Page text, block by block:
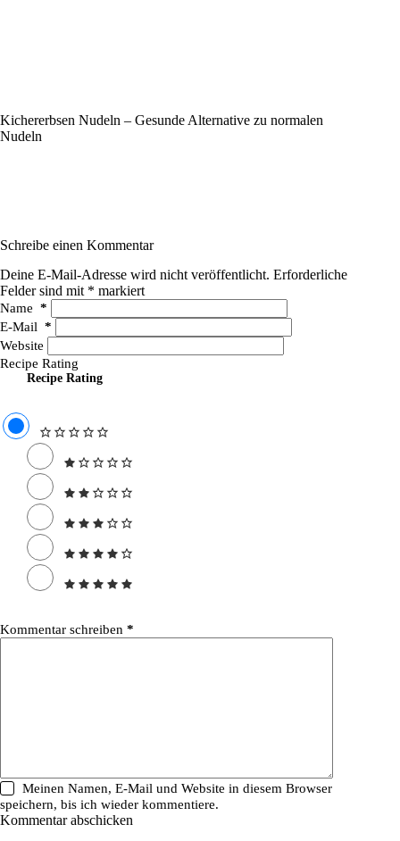
Kichererbsen Nudeln – Gesunde Alternative zu normalen
Nudeln
Schreibe einen Kommentar
Deine E-Mail-Adresse wird nicht veröffentlicht. Erforderliche
Felder sind mit * markiert
Name *
E-Mail *
Website
Recipe Rating
Recipe Rating
Kommentar schreiben *
Meinen Namen, E-Mail und Website in diesem Browser
speichern, bis ich wieder kommentiere.
Kommentar abschicken